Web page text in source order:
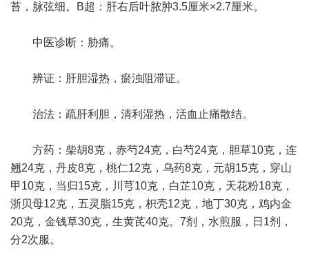
苔，脉弦细。B超：肝右后叶脓肿3.5厘米×2.7厘米。
中医诊断：胁痛。
辨证：肝胆湿热，瘀浊阻滞证。
治法：疏肝利胆，清利湿热，活血止痛散结。
方药：柴胡8克，赤芍24克，白芍24克，胆草10克，连
翘24克，丹皮8克，桃仁12克，乌药8克，元胡15克，穿山
甲10克，当归15克，川芎10克，白芷10克，天花粉18克，
浙贝母12克，五灵脂15克，枳壳12克，地丁30克，鸡内金
20克，金钱草30克，生黄芪40克。7剂，水煎服，日1剂，
分2次服。